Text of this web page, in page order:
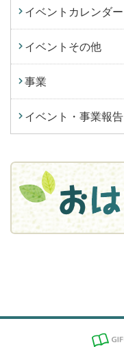
イベントカレンダー
イベントその他
事業
イベント・事業報告